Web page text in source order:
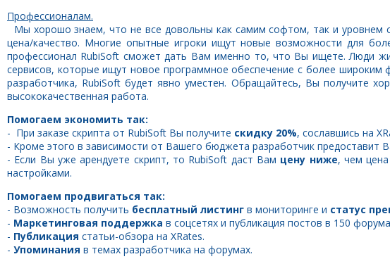
Профессионалам.
Мы хорошо знаем, что не все довольны как самим софтом, так и уровнем
цена/качество. Многие опытные игроки ищут новые возможности для
профессионал RubiSoft сможет дать Вам именно то, что Вы ищете. Люди
сервисов, которые ищут новое программное обеспечение с более
разработчика, RubiSoft будет явно уместен. Обращайтесь, Вы получите
высококачественная работа.
Помогаем экономить так:
- При заказе скрипта от RubiSoft Вы получите скидку 20%, сославшись на
- Кроме этого в зависимости от Вашего бюджета разработчик предоставит
- Если Вы уже арендуете скрипт, то RubiSoft даст Вам цену ниже, чем
настройками.
Помогаем продвигаться так:
- Возможность получить бесплатный листинг в мониторинге и статус
- Маркетинговая поддержка в соцсетях и публикация постов в 150
- Публикация статьи-обзора на XRates.
- Упоминания в темах разработчика на форумах.